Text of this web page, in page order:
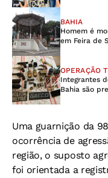
BAHIA
Homem é
em Feira de
OPERAÇÃO
Integrantes
Bahia são
Uma guarnição da
ocorrência de
região, o suposto
foi orientada a